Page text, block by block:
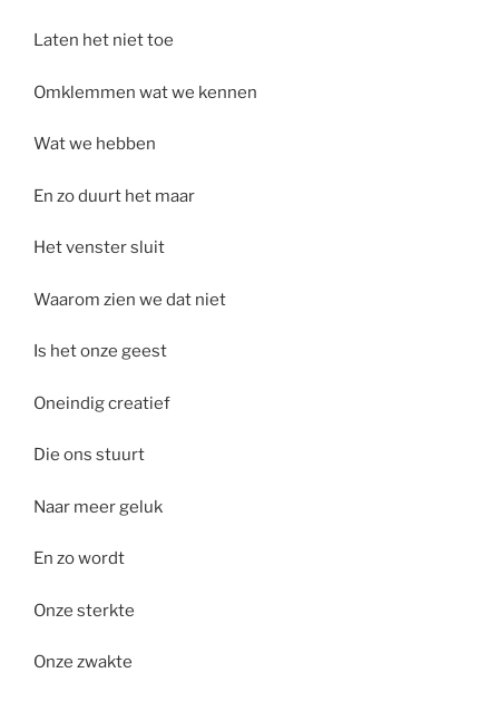
Laten het niet toe
Omklemmen wat we kennen
Wat we hebben
En zo duurt het maar
Het venster sluit
Waarom zien we dat niet
Is het onze geest
Oneindig creatief
Die ons stuurt
Naar meer geluk
En zo wordt
Onze sterkte
Onze zwakte